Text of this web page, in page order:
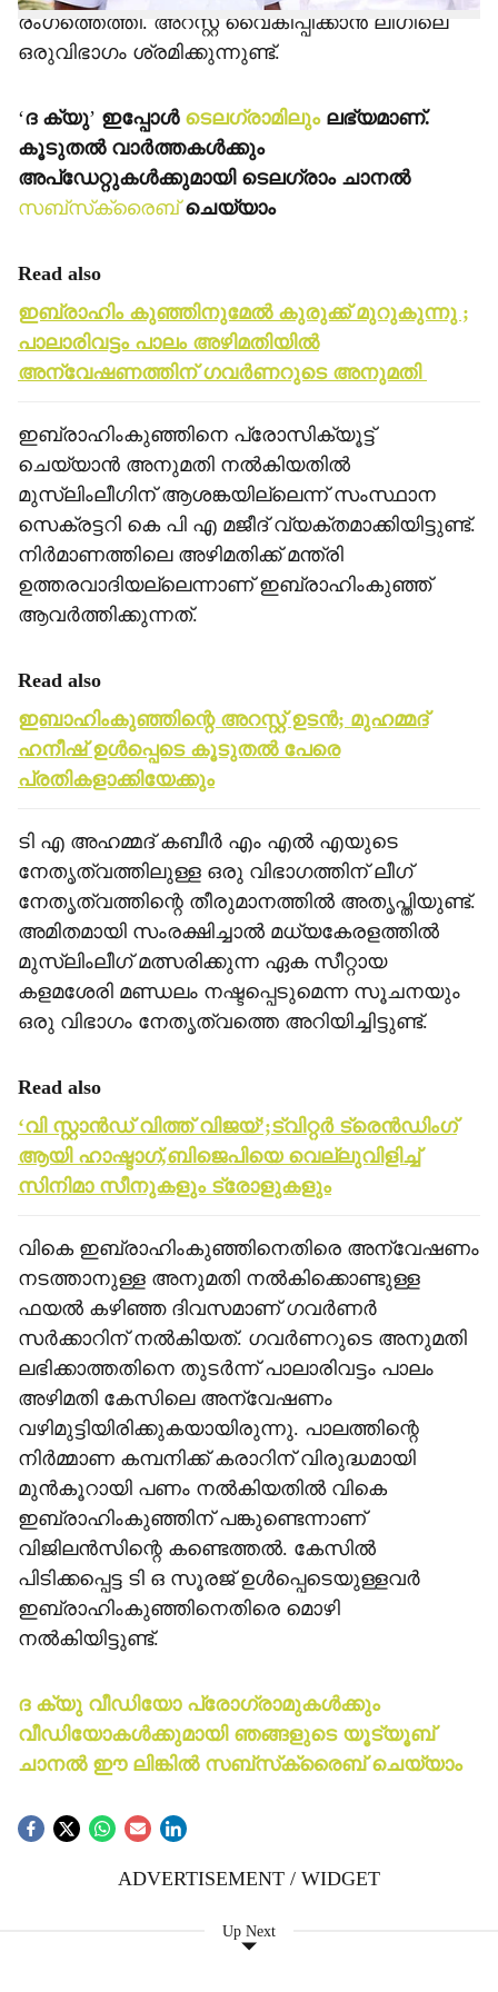
രംഗത്തെത്തി. അറസ്റ്റ് വൈകിപ്പിക്കാന്‍ ലീഗിലെ
ഒരുവിഭാഗം ശ്രമിക്കുന്നുണ്ട്.
‘ദ ക്യു’ ഇപ്പോള്‍ ടെലഗ്രാമിലും ലഭ്യമാണ്.
കൂടുതല്‍ വാര്‍ത്തകള്‍ക്കും
അപ്‌ഡേറ്റുകള്‍ക്കുമായി ടെലഗ്രാം ചാനല്‍
സബ്‌സ്‌ക്രൈബ് ചെയ്യാം
Read also
ഇബ്രാഹിം കുഞ്ഞിനുമേല്‍ കുരുക്ക് മുറുകുന്നു ;
പാലാരിവട്ടം പാലം അഴിമതിയില്‍
അന്വേഷണത്തിന് ഗവര്‍ണറുടെ അനുമതി
ഇബ്രാഹിംകുഞ്ഞിനെ പ്രോസിക്യൂട്ട്
ചെയ്യാന്‍ അനുമതി നല്‍കിയതില്‍
മുസ്ലിംലീഗിന് ആശങ്കയില്ലെന്ന് സംസ്ഥാന
സെക്രട്ടറി കെ പി എ മജീദ് വ്യക്തമാക്കിയിട്ടുണ്ട്.
നിര്‍മാണത്തിലെ അഴിമതിക്ക് മന്ത്രി
ഉത്തരവാദിയല്ലെന്നാണ് ഇബ്രാഹിംകുഞ്ഞ്
ആവര്‍ത്തിക്കുന്നത്.
Read also
ഇബാഹിംകുഞ്ഞിന്റെ അറസ്റ്റ് ഉടന്‍; മുഹമ്മദ്
ഹനീഷ് ഉള്‍പ്പെടെ കൂടുതല്‍ പേരെ
പ്രതികളാക്കിയേക്കും
ടി എ അഹമ്മദ് കബീര്‍ എം എല്‍ എയുടെ
നേതൃത്വത്തിലുള്ള ഒരു വിഭാഗത്തിന് ലീഗ്
നേതൃത്വത്തിന്റെ തീരുമാനത്തില്‍ അതൃപ്തിയുണ്ട്.
അമിതമായി സംരക്ഷിച്ചാല്‍ മധ്യകേരളത്തില്‍
മുസ്ലിംലീഗ് മത്സരിക്കുന്ന ഏക സീറ്റായ
കളമശേരി മണ്ഡലം നഷ്ടപ്പെടുമെന്ന സൂചനയും
ഒരു വിഭാഗം നേതൃത്വത്തെ അറിയിച്ചിട്ടുണ്ട്.
Read also
‘വി സ്റ്റാന്‍ഡ് വിത്ത് വിജയ്’;ട്വിറ്റര്‍ ട്രെന്‍ഡിംഗ്
ആയി ഹാഷ്ടാഗ്,ബിജെപിയെ വെല്ലുവിളിച്ച്
സിനിമാ സീനുകളും ട്രോളുകളും
വികെ ഇബ്രാഹിംകുഞ്ഞിനെതിരെ അന്വേഷണം
നടത്താനുള്ള അനുമതി നല്‍കിക്കൊണ്ടുള്ള
ഫയല്‍ കഴിഞ്ഞ ദിവസമാണ് ഗവര്‍ണര്‍
സര്‍ക്കാറിന് നല്‍കിയത്. ഗവര്‍ണറുടെ അനുമതി
ലഭിക്കാത്തതിനെ തുടര്‍ന്ന് പാലാരിവട്ടം പാലം
അഴിമതി കേസിലെ അന്വേഷണം
വഴിമുട്ടിയിരിക്കുകയായിരുന്നു. പാലത്തിന്റെ
നിര്‍മ്മാണ കമ്പനിക്ക് കരാറിന് വിരുദ്ധമായി
മുന്‍കൂറായി പണം നല്‍കിയതില്‍ വികെ
ഇബ്രാഹിംകുഞ്ഞിന് പങ്കുണ്ടെന്നാണ്
വിജിലന്‍സിന്റെ കണ്ടെത്തല്‍. കേസില്‍
പിടിക്കപ്പെട്ട ടി ഒ സൂരജ് ഉള്‍പ്പെടെയുള്ളവര്‍
ഇബ്രാഹിംകുഞ്ഞിനെതിരെ മൊഴി
നല്‍കിയിട്ടുണ്ട്.
ദ ക്യു വീഡിയോ പ്രോഗ്രാമുകള്‍ക്കും
വീഡിയോകള്‍ക്കുമായി ഞങ്ങളുടെ യൂട്യൂബ്
ചാനല്‍ ഈ ലിങ്കില്‍ സബ്‌സ്‌ക്രൈബ് ചെയ്യാം
ADVERTISEMENT / WIDGET
Up Next